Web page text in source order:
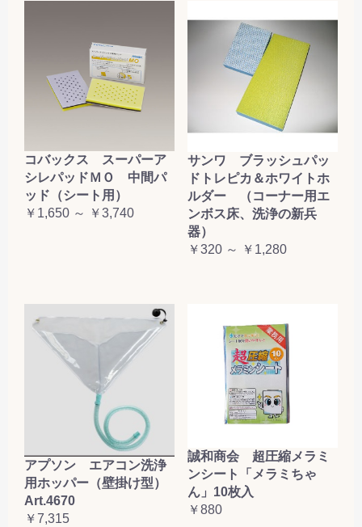
コバックス スーパーア
シレパッドＭＯ 中間パ
ッド（シート用）
￥1,650 ～ ￥3,740
サンワ ブラッシュパッ
ドトレピカ＆ホワイトホ
ルダー （コーナー用エ
ンボス床、洗浄の新兵
器）
￥320 ～ ￥1,280
アプソン エアコン洗浄
用ホッパー（壁掛け型）
Art.4670
￥7,315
誠和商会 超圧縮メラミ
ンシート「メラミちゃ
ん」10枚入
￥880